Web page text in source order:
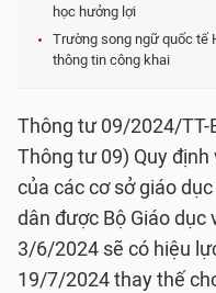
học hưởng lợi
Trường song ngữ quốc tế
thông tin công khai
Thông tư 09/2024/TT-
Thông tư 09) Quy
của các cơ sở giáo
dân được Bộ Giáo
3/6/2024 sẽ có hiệu
19/7/2024 thay thế